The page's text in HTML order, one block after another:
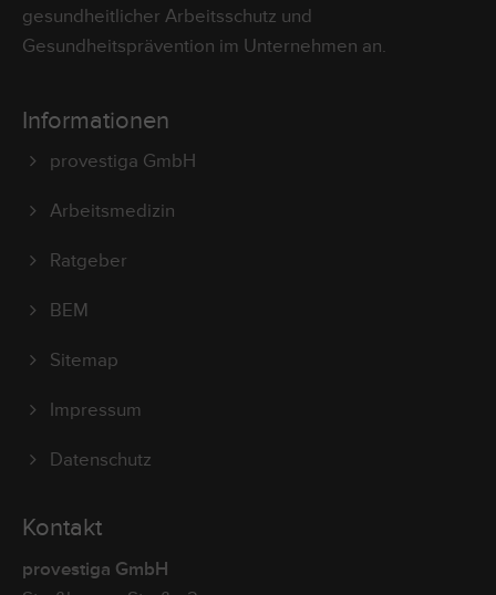
gesundheitlicher Arbeitsschutz und
Gesundheitsprävention im Unternehmen an.
Informationen
provestiga GmbH
Arbeitsmedizin
Ratgeber
BEM
Sitemap
Impressum
Datenschutz
Kontakt
provestiga GmbH